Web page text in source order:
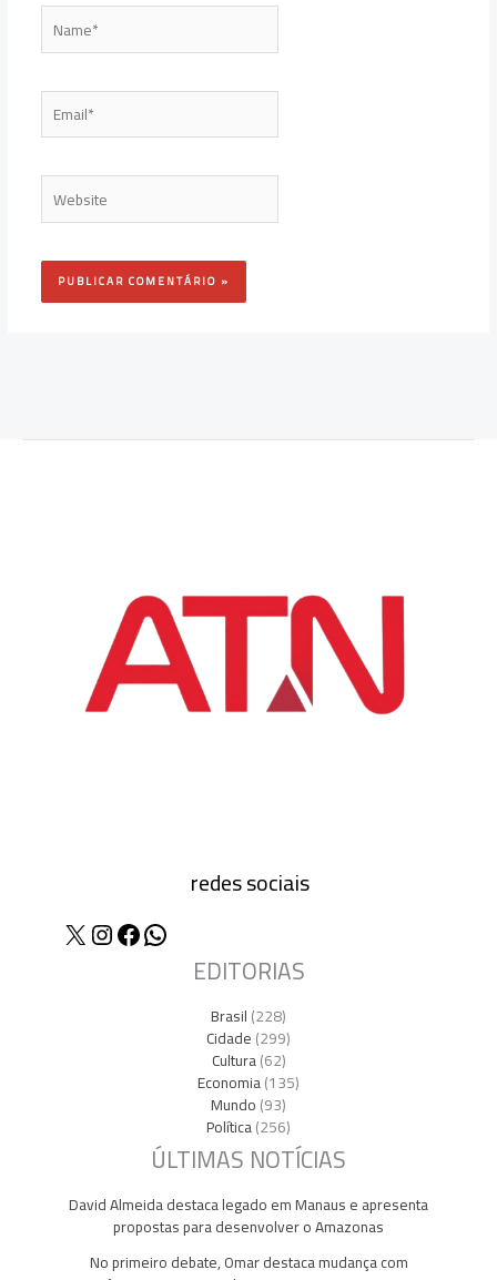
Name*
Email*
Website
redes sociais
X Instagram
Facebook
WhatsApp
EDITORIAS
Brasil(228)
Cidade(299)
Cultura(62)
Economia(135)
Mundo(93)
Política(256)
ÚLTIMAS NOTÍCIAS
David Almeida destaca legado em Manaus e apresenta
propostas para desenvolver o Amazonas
No primeiro debate, Omar destaca mudança com